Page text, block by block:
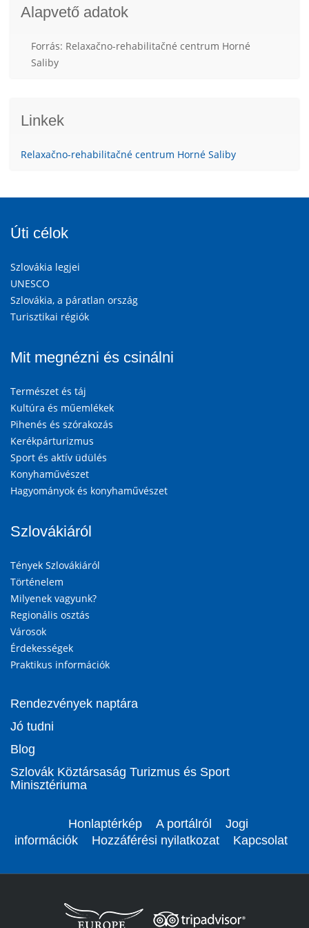
Alapvető adatok
Forrás: Relaxačno-rehabilitačné centrum Horné
Saliby
Linkek
Relaxačno-rehabilitačné centrum Horné Saliby
Úti célok
Szlovákia legjei
UNESCO
Szlovákia, a páratlan ország
Turisztikai régiók
Mit megnézni és csinálni
Természet és táj
Kultúra és műemlékek
Pihenés és szórakozás
Kerékpárturizmus
Sport és aktív üdülés
Konyhaművészet
Hagyományok és konyhaművészet
Szlovákiáról
Tények Szlovákiáról
Történelem
Milyenek vagyunk?
Regionális osztás
Városok
Érdekességek
Praktikus információk
Rendezvények naptára
Jó tudni
Blog
Szlovák Köztársaság Turizmus és Sport
Minisztériuma
Honlaptérkép A portálról
Jogi
információk
Hozzáférési nyilatkozat Kapcsolat